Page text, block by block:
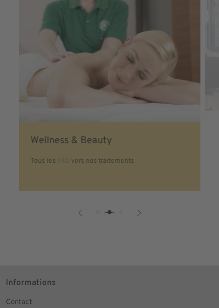
Wellness & Beauty
Tous les vers nos traitements
Informations
Contact